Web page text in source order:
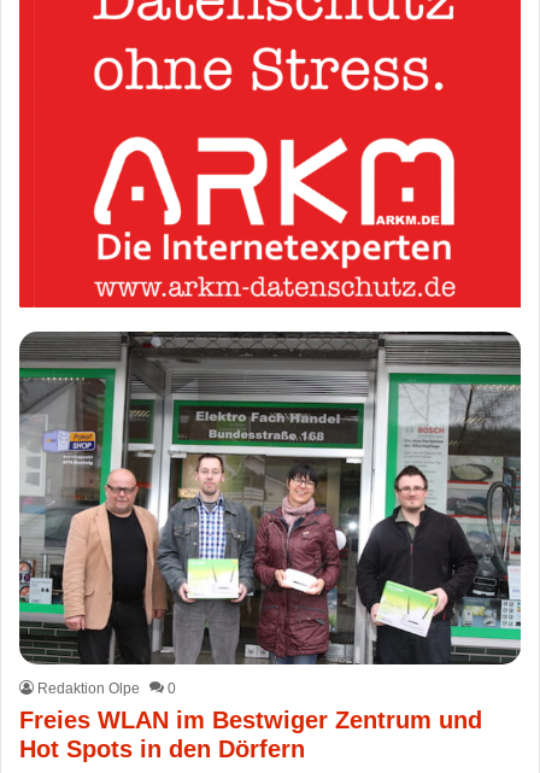
Redaktion Olpe 0
Freies WLAN im Bestwiger Zentrum und
Hot Spots in den Dörfern